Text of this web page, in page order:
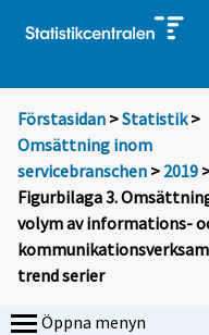
Förstasidan >Statistik >
Omsättning inom
servicebranschen > 2019
Figurbilaga 3.
volym av informations-
trend serier
Öppna menyn